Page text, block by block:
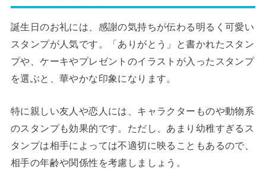
誕生日のお礼には、感謝の気持ちが伝わる明るく可愛い
スタンプが人気です。「ありがとう」と書かれたスタン
プや、ケーキやプレゼントのイラストが入ったスタンプ
を選ぶと、華やかな印象になります。
特に親しい友人や恋人には、キャラクターものや動物系
のスタンプも効果的です。ただし、あまり幼稚すぎるス
タンプは相手によっては不適切に映ることもあるので、
相手の年齢や関係性を考慮しましょう。